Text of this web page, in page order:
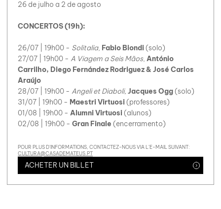
26 de julho a 2 de agosto
CONCERTOS (19h):
26/07 | 19h00 - Solitalia, Fabio Biondi(solo)
27/07 | 19h00 - A Viagem a Seis Mãos, António
Carrilho, Diego Fernández Rodriguez & José Carlos
Araújo
28/07 | 19h00 - Angeli et Diaboli, Jacques Ogg(solo)
31/07
| 19h00 - Maestri Virtuosi(professores)
01/08 | 19h00 - Alumni Virtuosi(alunos)
02/08 | 19h00 - Gran Finale (encerramento)
POUR PLUS D'INFORMATIONS, CONTACTEZ-NOUS VIA L'E-MAIL SUIVANT:
CULTURA@CASADEMATEUS.PT
ACHETER UN BILLET